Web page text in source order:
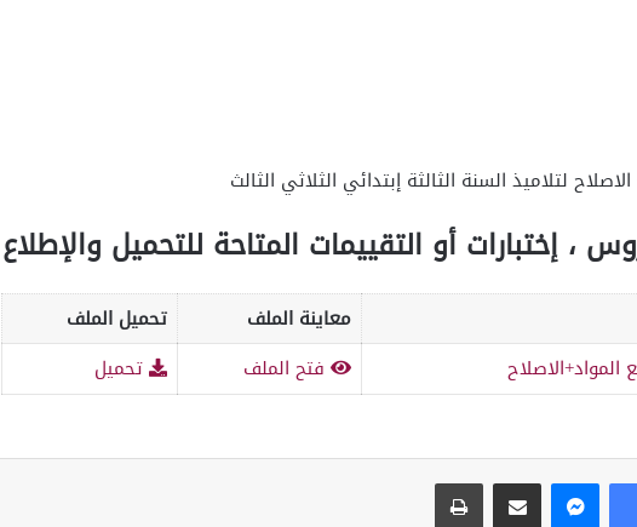
لتلاميذ السنة الثالثة إبتدائي الثلاثي الثالث
، إختبارات أو التقييمات المتاحة للتحميل والإطلاع
معاينة الملف
تحميل الملف
فتح الملف تحميل